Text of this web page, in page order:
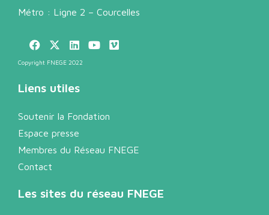
Métro : Ligne 2 – Courcelles
Copyright FNEGE 2022
Liens utiles
Soutenir la Fondation
Espace presse
Membres du Réseau FNEGE
Contact
Les sites du réseau FNEGE